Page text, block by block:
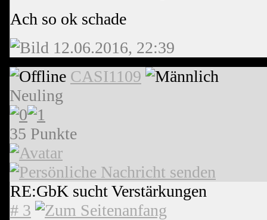
Ach so ok schade
12.06.2016, 22:39
CASI1109
Neuling
35 Punkte
RE:GbK sucht Verstärkungen
# 3